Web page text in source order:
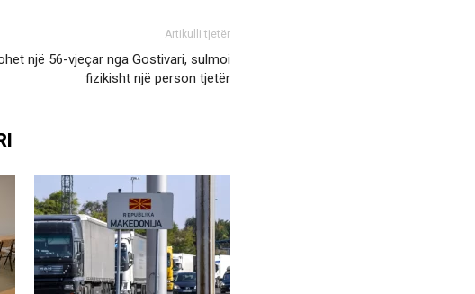
Artikulli tjetër
një 56-vjeçar nga Gostivari, sulmoi
fizikisht një person tjetër